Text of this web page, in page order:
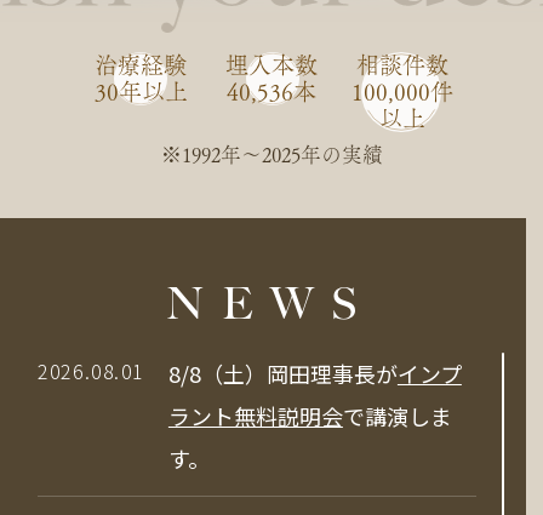
治療経験
30年以上
埋入本数
40,536本
相談件数
100,000件
以上
※1992年〜2025年の実績
NEWS
2026.08.01 8/8（土）岡田理事長がインプ
ラント無料説明会で講演しま
す。